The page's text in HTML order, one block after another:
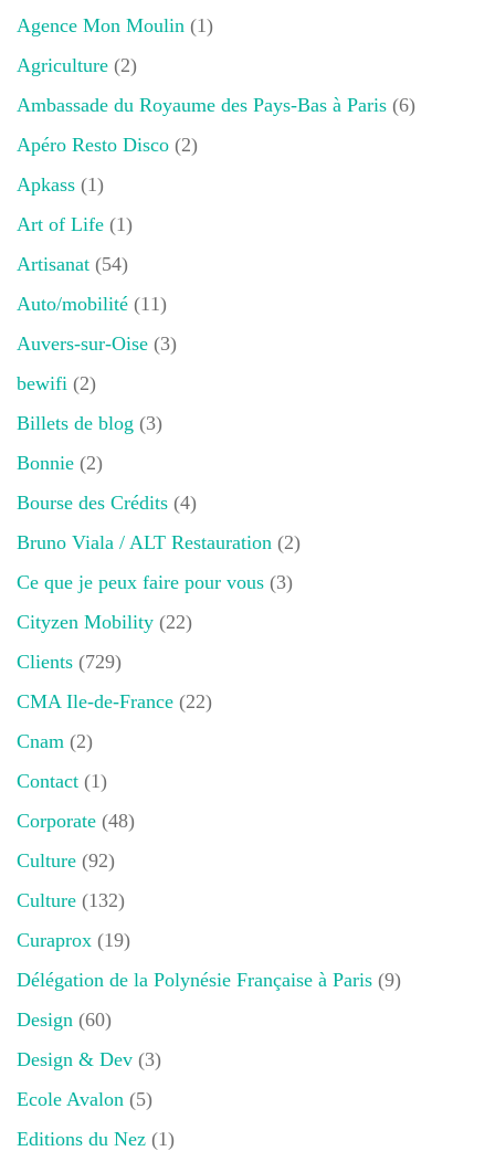
Agence Mon Moulin (1)
Agriculture (2)
Ambassade du Royaume des Pays-Bas à Paris (6)
Apéro Resto Disco (2)
Apkass (1)
Art of Life (1)
Artisanat (54)
Auto/mobilité (11)
Auvers-sur-Oise (3)
bewifi (2)
Billets de blog (3)
Bonnie (2)
Bourse des Crédits (4)
Bruno Viala / ALT Restauration (2)
Ce que je peux faire pour vous (3)
Cityzen Mobility (22)
Clients (729)
CMA Ile-de-France (22)
Cnam (2)
Contact (1)
Corporate (48)
Culture (92)
Culture (132)
Curaprox (19)
Délégation de la Polynésie Française à Paris (9)
Design (60)
Design & Dev (3)
Ecole Avalon (5)
Editions du Nez (1)